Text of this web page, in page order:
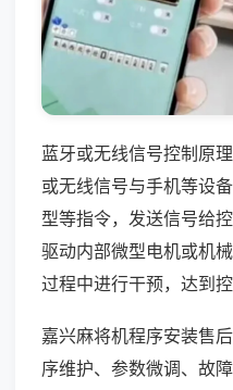
蓝牙或无线信号控制原
或无线信号与手机等设
型等指令，发送信号给
驱动内部微型电机或机
过程中进行干预，达到控
嘉兴麻将机程序安装售
序维护、参数微调、故